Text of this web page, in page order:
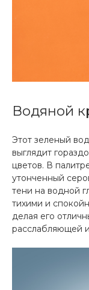
Водяной
Этот зеленый
выглядит
цветов. В
утонченный
тени на водной
тихими и
делая его
расслабляющей